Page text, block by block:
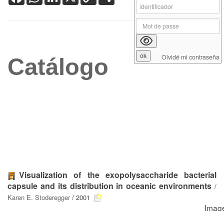
Catálogo
Visualization of the exopolysaccharide bacterial
capsule and its distribution in oceanic environments /
Karen E. Stoderegger/ 2001
Olvidé mi contraseña